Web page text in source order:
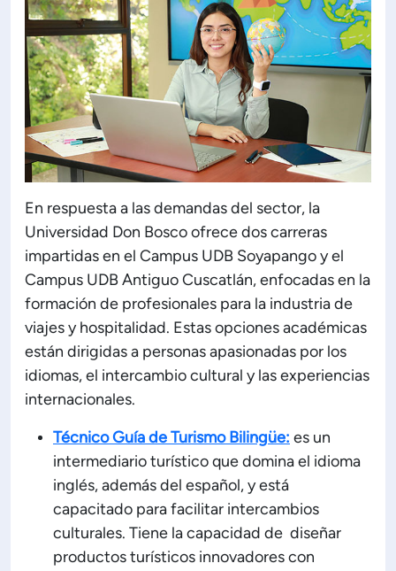
En respuesta a las demandas del sector, la
Universidad Don Bosco ofrece dos carreras
impartidas en el Campus UDB Soyapango y el
Campus UDB Antiguo Cuscatlán, enfocadas en la
formación de profesionales para la industria de
viajes y hospitalidad. Estas opciones académicas
están dirigidas a personas apasionadas por los
idiomas, el intercambio cultural y las experiencias
internacionales.
Técnico Guía de Turismo Bilingüe: es un
intermediario turístico que domina el idioma
inglés, además del español, y está
capacitado para facilitar intercambios
culturales. Tiene la capacidad de diseñar
productos turísticos innovadores con